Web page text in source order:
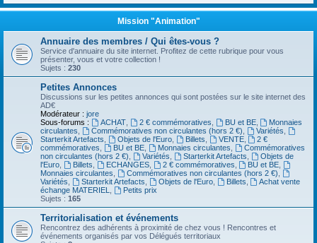
Mission "Animation"
Annuaire des membres / Qui êtes-vous ?
Service d'annuaire du site internet. Profitez de cette rubrique pour vous
présenter, vous et votre collection !
Sujets : 230
Petites Annonces
Discussions sur les petites annonces qui sont postées sur le site internet des
AD€
Modérateur : jore
Sous-forums :
ACHAT, 2 € commémoratives BU et BE,
Monnaies
circulantes
Commémoratives non circulantes (hors 2 €) Variétés
Starterkit Artefacts
Objets de l'Euro, Billets VENTE,
2 €
commémoratives
BU et BE, Monnaies circulantes
Commémoratives
non circulantes (hors 2 €)
Variétés Starterkit Artefacts
Objets de
l'Euro
Billets ECHANGES, 2 € commémoratives BU et BE
Monnaies circulantes
Commémoratives non circulantes (hors 2 €)
Variétés
Starterkit Artefacts Objets de l'Euro, Billets
Achat vente
échange MATERIEL
Petits prix
Sujets : 165
Territorialisation et événements
Rencontrez des adhérents à proximité de chez vous ! Rencontres et
événements organisés par vos Délégués territoriaux